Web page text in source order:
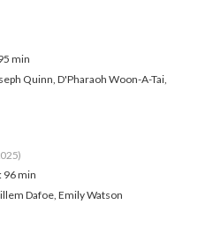
min
Quinn, D'Pharaoh Woon-A-Tai,
96 min
Dafoe, Emily Watson